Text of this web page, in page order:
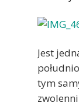
Jest
tym